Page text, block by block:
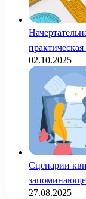
02.10.2025
Сценарии
27.08.2025